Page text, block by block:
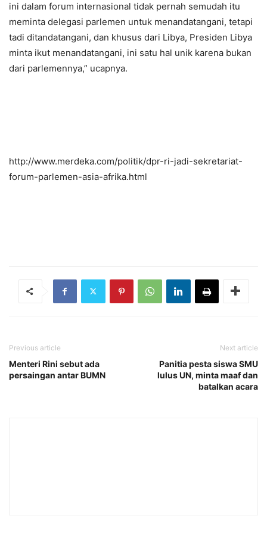
ini dalam forum internasional tidak pernah semudah itu
meminta delegasi parlemen untuk menandatangani, tetapi
tadi ditandatangani, dan khusus dari Libya, Presiden Libya
minta ikut menandatangani, ini satu hal unik karena bukan
dari parlemennya,” ucapnya.
http://www.merdeka.com/politik/dpr-ri-jadi-sekretariat-
forum-parlemen-asia-afrika.html
Previous article
Menteri Rini sebut ada
persaingan antar BUMN
Next article
Panitia pesta siswa SMU
lulus UN, minta maaf dan
batalkan acara